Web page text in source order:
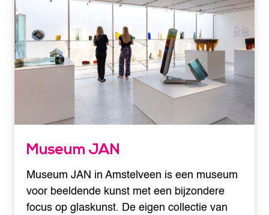
Museum JAN
Museum JAN in Amstelveen is een museum
voor beeldende kunst met een bijzondere
focus op glaskunst. De eigen collectie van